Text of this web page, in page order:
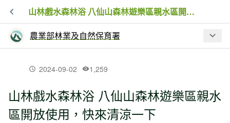
山林戲水森林浴 八仙山森林遊樂區親水區開放使用，快來清涼一下
農業部林業及自然保育署
最新文章
盛夏避暑首選！ 精選全臺五大國家森林
遊樂區 瀑布、巨木、雲海一次滿足
2024-09-02 1,259
山林戲水森林浴 八仙山森林遊樂區親水
區開放使用，快來清涼一下